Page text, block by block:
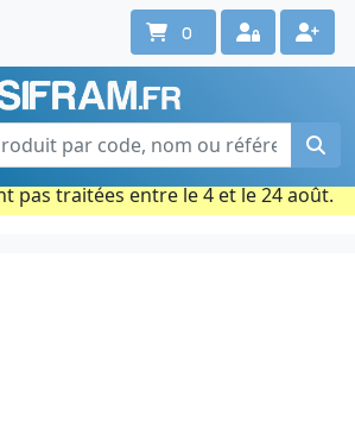
question ? Un conseil ?
nous au 02 40 92 17 71
du lun. au vend. de 08h à 18h
: Les commandes prises par carte
pas traitées entre le 4 et le 24 août.
0